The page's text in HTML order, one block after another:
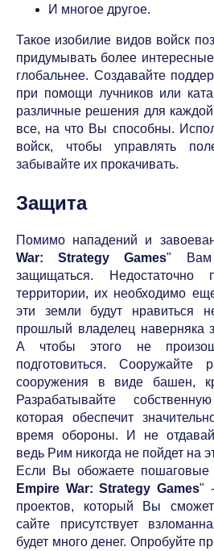
И многое другое.
Такое изобилие видов войск
придумывать более
глобальнее. Создавайте
при помощи лучников или
различные решения для
все, на что Вы способны.
войск, чтобы управлять
забывайте их прокачивать.
Защита
Помимо нападений и
War: Strategy Games" Вам
защищаться. Недостаточно
территории, их необходимо
эти земли будут нравиться
прошлый владелец наверняка
А чтобы этого не
подготовиться. Сооружайте
сооружения в виде башен,
Разрабатывайте
которая обеспечит
время обороны. И не
ведь Рим никогда не пойдет на
Если Вы обожаете пошаговые
Empire War: Strategy Games"
проектов, который Вы
сайте присутствует
будет много денег. Опробуйте